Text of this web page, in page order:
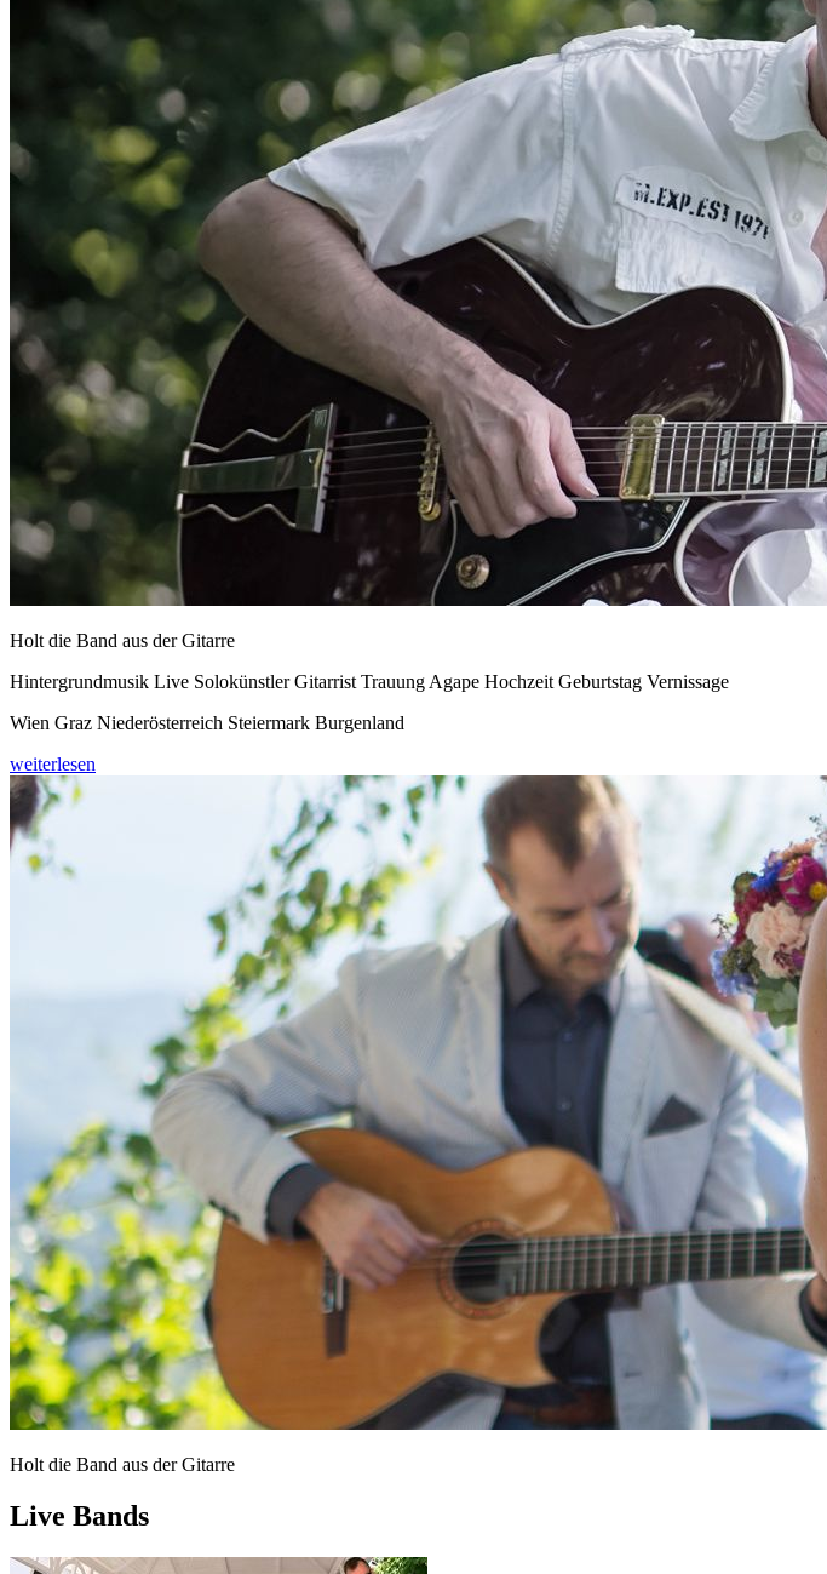
Holt die Band aus der Gitarre
Hintergrundmusik Live Solokünstler Gitarrist Trauung Agape Hochzeit Geburtstag Vernissage
Wien Graz Niederösterreich Steiermark Burgenland
weiterlesen
Holt die Band aus der Gitarre
Live Bands